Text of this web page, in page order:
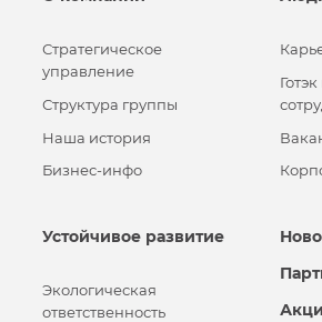
Стратегическое
управление
Структура группы
Наша история
Бизнес-инфо
Устойчивое развитие
Экологическая
ответственность